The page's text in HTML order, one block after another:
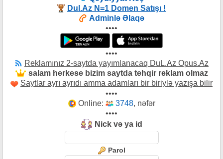
Dul.Az N=1 Domen Satışı !
Adminlə Əlaqə
••••
••••
Reklamınız 2-saytda yayımlanacaq DuL.Az Opus.Az
salam herkese bizim saytda tehqir reklam olmaz
Saytlar ayrı ayrıdı amma adamları bir biriylə yazışa bilir
••••
Online:
3748, nəfər
••••
Nick və ya id
Parol